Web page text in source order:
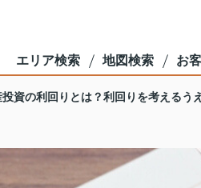
エリア検索 地図検索 お
資の利回りとは？利回りを考えるう